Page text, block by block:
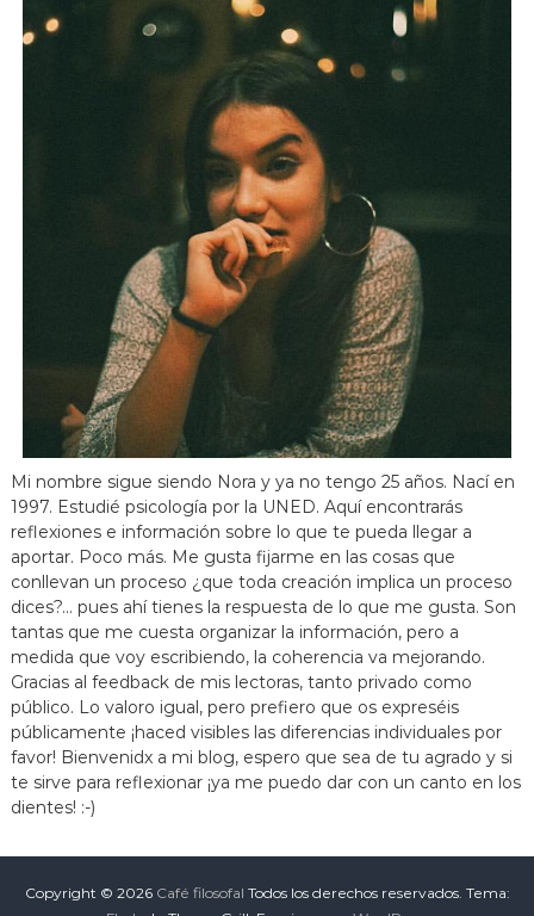
Mi nombre sigue siendo Nora y ya no tengo 25 años. Nací en
1997. Estudié psicología por la UNED. Aquí encontrarás
reflexiones e información sobre lo que te pueda llegar a
aportar. Poco más. Me gusta fijarme en las cosas que
conllevan un proceso ¿que toda creación implica un proceso
dices?... pues ahí tienes la respuesta de lo que me gusta. Son
tantas que me cuesta organizar la información, pero a
medida que voy escribiendo, la coherencia va mejorando.
Gracias al feedback de mis lectoras, tanto privado como
público. Lo valoro igual, pero prefiero que os expreséis
públicamente ¡haced visibles las diferencias individuales por
favor! Bienvenidx a mi blog, espero que sea de tu agrado y si
te sirve para reflexionar ¡ya me puedo dar con un canto en los
dientes! :-)
Copyright © 2026 Café filosofal Todos los derechos reservados. Tema: